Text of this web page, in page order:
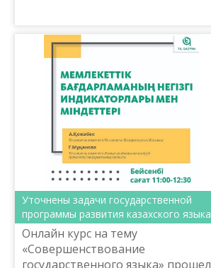
Уточнены задачи государственной
программы развития казахского языка
Онлайн курс на тему
«Совершенствование
государственного языка» прошел